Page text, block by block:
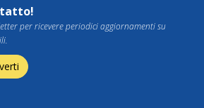
per ricevere periodici aggiornamenti su